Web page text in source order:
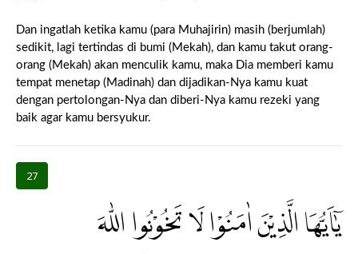
Dan ingatlah ketika kamu (para Muhajirin) masih (berjumlah)
sedikit, lagi tertindas di bumi (Mekah), dan kamu takut orang-
orang (Mekah) akan menculik kamu, maka Dia memberi kamu
tempat menetap (Madinah) dan dijadikan-Nya kamu kuat
dengan pertolongan-Nya dan diberi-Nya kamu rezeki yang
baik agar kamu bersyukur.
27
يٰٓاَيُّهَا الَّذِيْنَ اٰمَنُوْا لَا تَخُوْنُوا اللّٰهَ